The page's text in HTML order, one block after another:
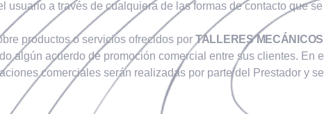
a través de cualquiera de las formas de contacto que
productos o servicios ofrecidos por TALLERES
algún acuerdo de promoción comercial entre sus clientes. En
comerciales serán realizadas por parte del Prestador y